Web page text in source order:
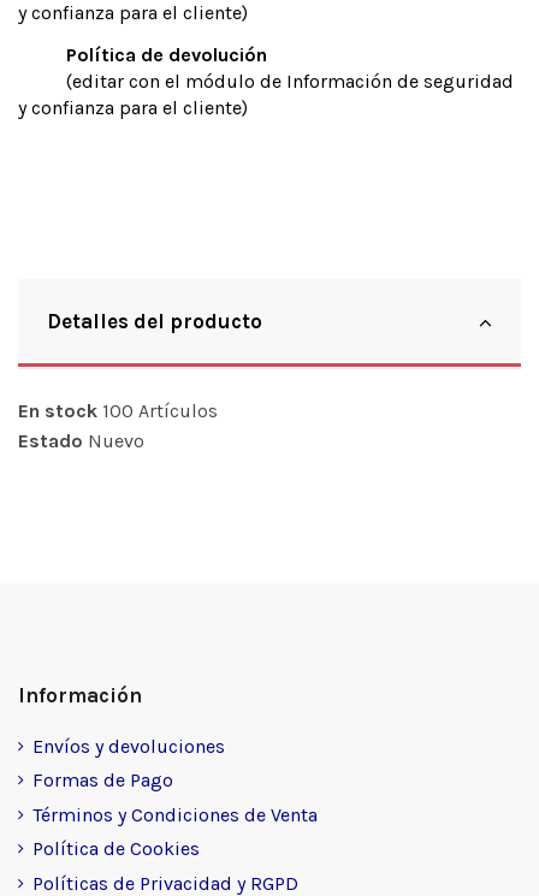
y confianza para el cliente)
Política de devolución
(editar con el módulo de Información de seguridad
y confianza para el cliente)
Detalles del producto
En stock 100 Artículos
Estado Nuevo
Información
Envíos y devoluciones
Formas de Pago
Términos y Condiciones de Venta
Política de Cookies
Políticas de Privacidad y RGPD